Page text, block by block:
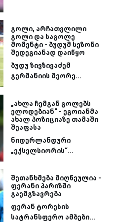
გოლი, არჩათვლილი
გოლი და საგოლე
მომენტი - ბუდუმ სეზონი
შედეგიანად დაიწყო
ბუდუ ზივზივაძემ
გერმანიის მეორე...
„ახლა ჩემგან გოლებს
ელოდებიან“ - ეგოიანმა
ახალ პოზიციაზე თამაში
შეაფასა
ნიდერლანდური
„ექსელსიორის“...
შეთანხმება მიღწეულია -
ფერანი პარიზში
გაემგზავრება
ფერან ტორესის
სატრანსფერო ამბები...